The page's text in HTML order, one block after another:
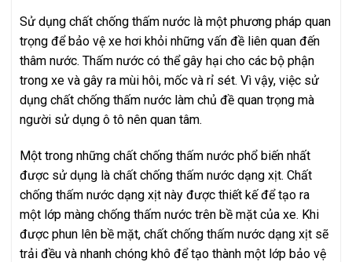
Sử dụng chất chống thấm nước là một phương pháp quan
trọng để bảo vệ xe hơi khỏi những vấn đề liên quan đến
thâm nước. Thấm nước có thể gây hại cho các bộ phận
trong xe và gây ra mùi hôi, mốc và rỉ sét. Vì vậy, việc sử
dụng chất chống thấm nước làm chủ đề quan trọng mà
người sử dụng ô tô nên quan tâm.
Một trong những chất chống thấm nước phổ biến nhất
được sử dụng là chất chống thấm nước dạng xịt. Chất
chống thấm nước dạng xịt này được thiết kế để tạo ra
một lớp màng chống thấm nước trên bề mặt của xe. Khi
được phun lên bề mặt, chất chống thấm nước dạng xịt sẽ
trải đều và nhanh chóng khô để tạo thành một lớp bảo vệ